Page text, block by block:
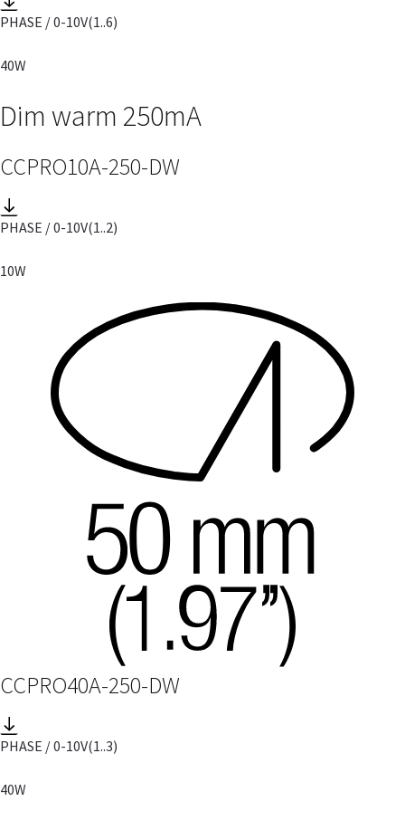
PHASE / 0-10V(1..6)
40W
Dim warm 250mA
CCPRO10A-250-DW
PHASE / 0-10V(1..2)
10W
CCPRO40A-250-DW
PHASE / 0-10V(1..3)
40W